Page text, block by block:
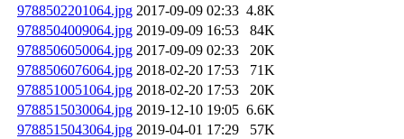
9788502201064.jpg 2017-09-09 02:33 4.8K
9788504009064.jpg 2019-09-09 16:53
84K
9788506050064.jpg 2017-09-09 02:33
20K
9788506076064.jpg 2018-02-20 17:53
71K
9788510051064.jpg 2018-02-20 17:53
20K
9788515030064.jpg 2019-12-10 19:05 6.6K
9788515043064.jpg 2019-04-01 17:29
57K